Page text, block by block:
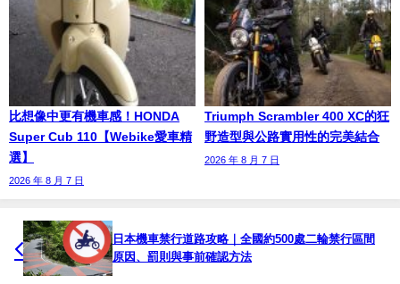
比想像中更有機車感！HONDA
Super Cub 110【Webike愛車精
選】
2026 年 8 月 7 日
Triumph Scrambler 400 XC的狂
野造型與公路實用性的完美結合
2026 年 8 月 7 日
日本機車禁行道路攻略｜全國約500處二輪禁行區間
原因、罰則與事前確認方法